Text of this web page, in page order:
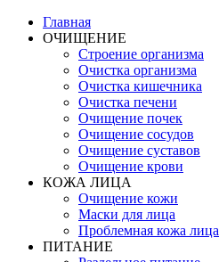
Главная
ОЧИЩЕНИЕ
Строение организма
Очистка организма
Очистка кишечника
Очистка печени
Очищение почек
Очищение сосудов
Очищение суставов
Очищение крови
КОЖА ЛИЦА
Очищение кожи
Маски для лица
Проблемная кожа лица
ПИТАНИЕ